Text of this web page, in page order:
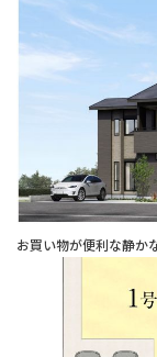
お買い物が便利な静か